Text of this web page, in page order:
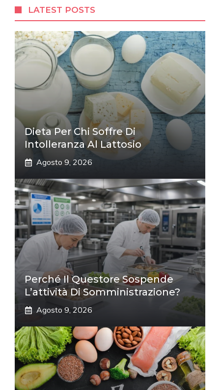
LATEST POSTS
Dieta Per Chi Soffre Di
Intolleranza Al Lattosio
Agosto 9, 2026
Perché Il Questore Sospende
L’attività Di Somministrazione?
Agosto 9, 2026